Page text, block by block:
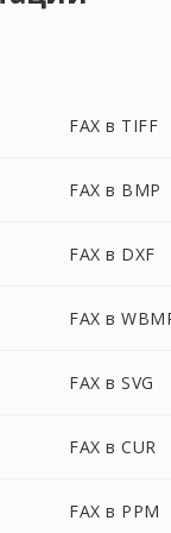
FAX в TIFF
FAX в BMP
FAX в DXF
FAX в
FAX в SVG
FAX в CUR
FAX в PPM